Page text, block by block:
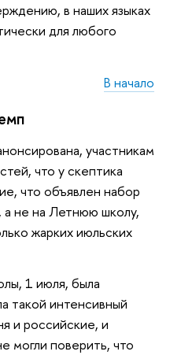
в наших языках
для любого
В начало
участникам
что у скептика
что объявлен набор
не на Летнюю школу,
жарких июльских
1 июля, была
такой интенсивный
и российские, и
могли поверить, что